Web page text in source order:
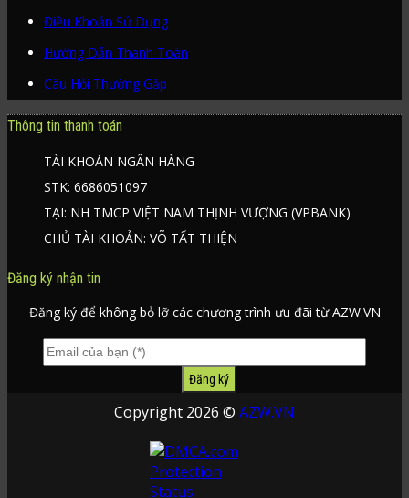
Điều Khoản Sử Dụng
Hướng Dẫn Thanh Toán
Câu Hỏi Thường Gặp
Thông tin thanh toán
TÀI KHOẢN NGÂN HÀNG
STK: 6686051097
TẠI: NH TMCP VIỆT NAM THỊNH VƯỢNG (VPBANK)
CHỦ TÀI KHOẢN: VÕ TẤT THIỆN
Đăng ký nhận tin
Đăng ký để không bỏ lỡ các chương trình ưu đãi từ AZW.VN
Copyright 2026 © AZW.VN